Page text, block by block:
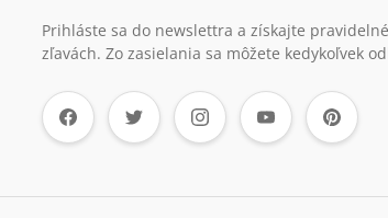
Prihláste sa do newslettra a získajte
zľavách. Zo zasielania sa môžete kedykoľvek